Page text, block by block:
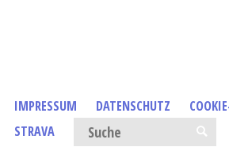
IMPRESSUM DATENSCHUTZ
STRAVA
SUCHE